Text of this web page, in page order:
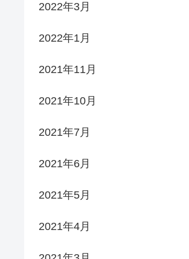
2022年3月
2022年1月
2021年11月
2021年10月
2021年7月
2021年6月
2021年5月
2021年4月